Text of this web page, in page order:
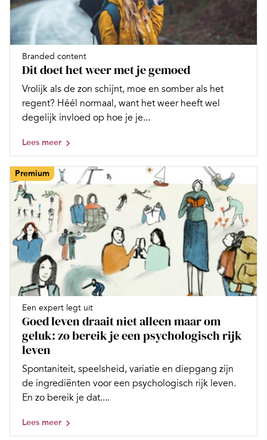
Branded content
Dit doet het weer met je gemoed
Vrolijk als de zon schijnt, moe en somber als het
regent? Héél normaal, want het weer heeft wel
degelijk invloed op hoe je je...
Lees meer
Premium
Een expert legt uit
Goed leven draait niet alleen maar om
geluk: zo bereik je een psychologisch rijk
leven
Spontaniteit, speelsheid, variatie en diepgang zijn
de ingrediënten voor een psychologisch rijk leven.
En zo bereik je dat....
Lees meer